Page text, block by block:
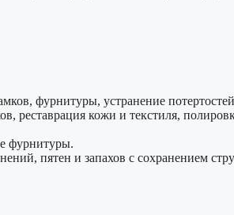
фурнитуры, устранение
реставрация кожи и текстиля,
фурнитуры.
пятен и запахов с сохранением